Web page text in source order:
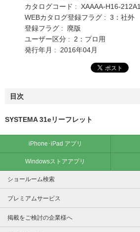
カタログコード : XAAAA-H16-212A1
WEBカタログ登録フラグ : 3：社外
登録フラグ : 廃版
ユーザー区分 : 2：プロ用
発行年月 : 2016年04月
目次
SYSTEMA 31eリーフレット
iPhone･iPad アプリ
Windowsストアアプリ
ショールーム検索
プレミアムサービス
掲載をご検討の企業様へ